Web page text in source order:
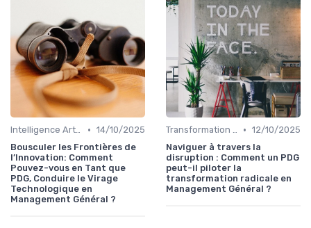
Intelligence Artificielle & stratégie • 14/10/2025
Bousculer les Frontières de
l’Innovation: Comment
Pouvez-vous en Tant que
PDG, Conduire le Virage
Technologique en
Management Général ?
Transformation digitale de l’entreprise • 12/10/2025
Naviguer à travers la
disruption : Comment un PDG
peut-il piloter la
transformation radicale en
Management Général ?